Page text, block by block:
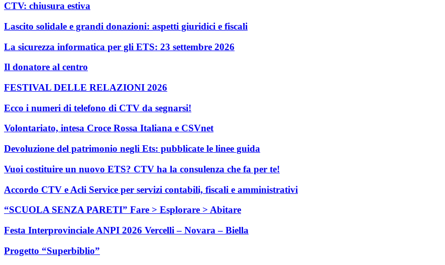
CTV: chiusura estiva
Lascito solidale e grandi donazioni: aspetti giuridici e fiscali
La sicurezza informatica per gli ETS: 23 settembre 2026
Il donatore al centro
FESTIVAL DELLE RELAZIONI 2026
Ecco i numeri di telefono di CTV da segnarsi!
Volontariato, intesa Croce Rossa Italiana e CSVnet
Devoluzione del patrimonio negli Ets: pubblicate le linee guida
Vuoi costituire un nuovo ETS? CTV ha la consulenza che fa per te!
Accordo CTV e Acli Service per servizi contabili, fiscali e amministrativi
“SCUOLA SENZA PARETI” Fare > Esplorare > Abitare
Festa Interprovinciale ANPI 2026 Vercelli – Novara – Biella
Progetto “Superbiblio”